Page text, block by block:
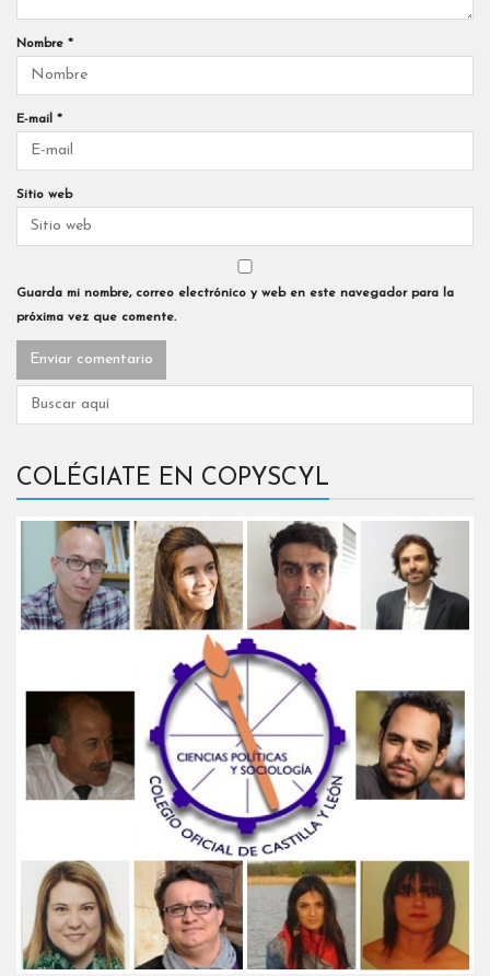
Nombre *
E-mail *
Sitio web
Guarda mi nombre, correo electrónico y web en este navegador para la
próxima vez que comente.
COLÉGIATE EN COPYSCYL